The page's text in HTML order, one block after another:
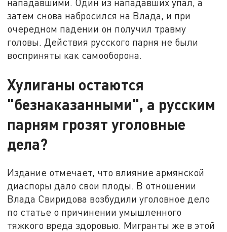
нападавшими. Один из нападавших упал, а
затем снова набросился на Влада, и при
очередном падении он получил травму
головы. Действия русского парня не были
восприняты как самооборона.
Хулиганы остаются
"безнаказанными", а русским
парням грозят уголовные
дела?
Издание отмечает, что влияние армянской
диаспоры дало свои плоды. В отношении
Влада Свиридова возбудили уголовное дело
по статье о причинении умышленного
тяжкого вреда здоровью. Мигранты же в этой